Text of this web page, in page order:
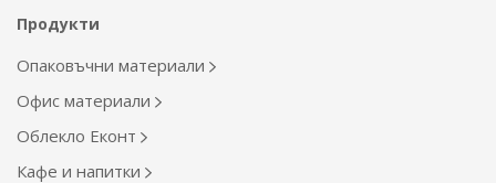
Продукти
Опаковъчни материали
Офис материали
Облекло Еконт
Кафе и напитки